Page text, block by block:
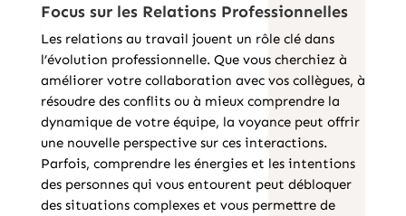
Focus sur les Relations Professionnelles
Les relations au travail jouent un rôle clé dans
l’évolution professionnelle. Que vous cherchiez à
améliorer votre collaboration avec vos collègues, à
résoudre des conflits ou à mieux comprendre la
dynamique de votre équipe, la voyance peut offrir
une nouvelle perspective sur ces interactions.
Parfois, comprendre les énergies et les intentions
des personnes qui vous entourent peut débloquer
des situations complexes et vous permettre de